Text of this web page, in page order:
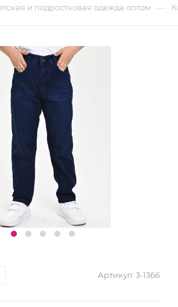
и подростковая одежда оптом —
Артикул: 3-1366